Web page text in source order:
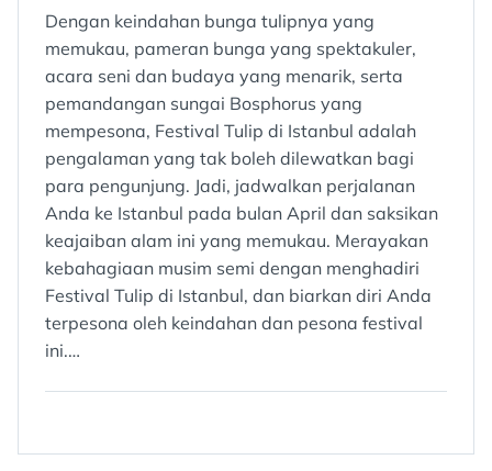
Dengan keindahan bunga tulipnya yang
memukau, pameran bunga yang spektakuler,
acara seni dan budaya yang menarik, serta
pemandangan sungai Bosphorus yang
mempesona, Festival Tulip di Istanbul adalah
pengalaman yang tak boleh dilewatkan bagi
para pengunjung. Jadi, jadwalkan perjalanan
Anda ke Istanbul pada bulan April dan saksikan
keajaiban alam ini yang memukau. Merayakan
kebahagiaan musim semi dengan menghadiri
Festival Tulip di Istanbul, dan biarkan diri Anda
terpesona oleh keindahan dan pesona festival
ini.…